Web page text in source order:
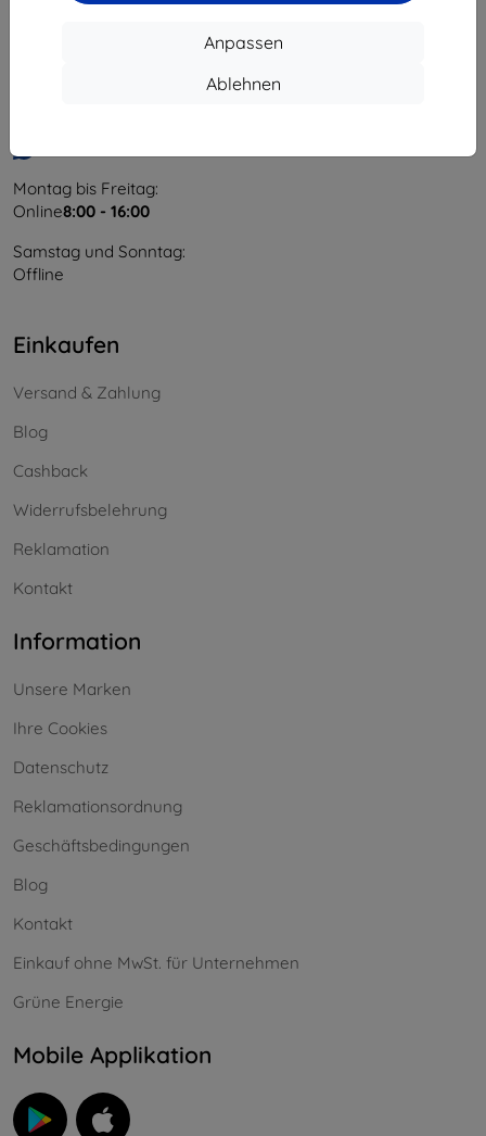
Anpassen
Ablehnen
Montag bis Freitag:
Online8:00 - 16:00
Samstag und Sonntag:
Offline
Einkaufen
Versand & Zahlung
Blog
Cashback
Widerrufsbelehrung
Reklamation
Kontakt
Information
Unsere Marken
Ihre Cookies
Datenschutz
Reklamationsordnung
Geschäftsbedingungen
Blog
Kontakt
Einkauf ohne MwSt. für Unternehmen
Grüne Energie
Mobile Applikation